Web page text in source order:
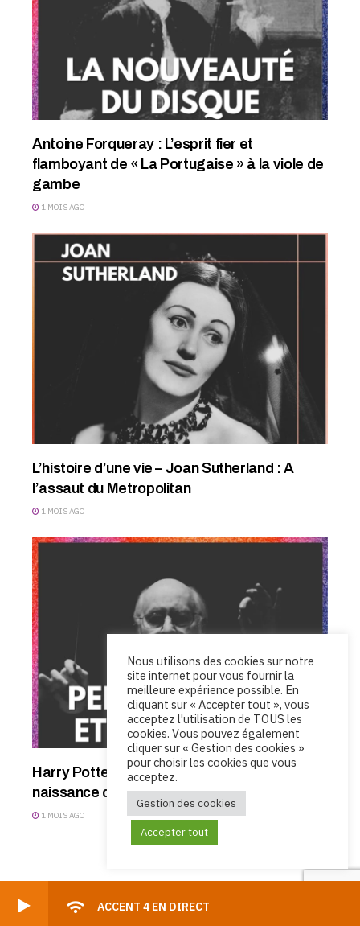
Antoine Forqueray : L’esprit fier et
flamboyant de « La Portugaise » à la viole de
gambe
1 MOIS AGO
L’histoire d’une vie – Joan Sutherland : A
l’assaut du Metropolitan
1 MOIS AGO
Harry Potter à l’école des sorciers : La
naissance d’un univers sonore
1 MOIS AGO
ACCENT 4 EN DIRECT
Nous utilisons des cookies sur notre
site internet pour vous fournir la
meilleure expérience possible. En
cliquant sur « Accepter tout », vous
acceptez l'utilisation de TOUS les
cookies. Vous pouvez également
cliquer sur « Gestion des cookies »
pour choisir les cookies que vous
acceptez.
Gestion des cookies
Accepter tout